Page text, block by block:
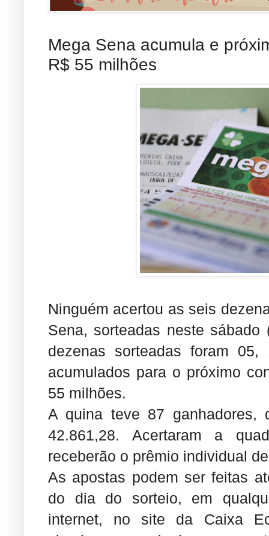
Mega Sena acumula e
R$ 55 milhões
Ninguém acertou as seis
Sena, sorteadas neste
dezenas sorteadas foram
acumulados para o próximo
55 milhões.
A quina teve 87 ganhadores,
42.861,28. Acertaram a
receberão o prêmio individual
As apostas podem ser feitas
do dia do sorteio, em
internet, no site da Caixa